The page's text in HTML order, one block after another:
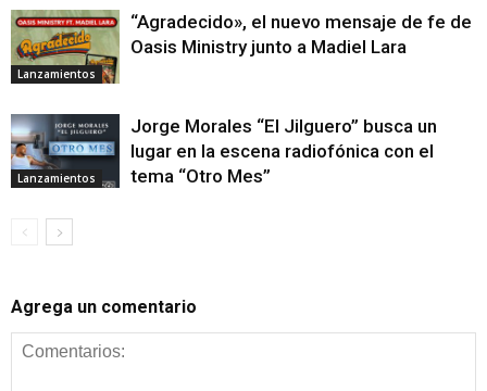
Lanzamientos
“Agradecido», el nuevo mensaje de fe de
Oasis Ministry junto a Madiel Lara
Lanzamientos
Jorge Morales “El Jilguero” busca un
lugar en la escena radiofónica con el
tema “Otro Mes”
Agrega un comentario